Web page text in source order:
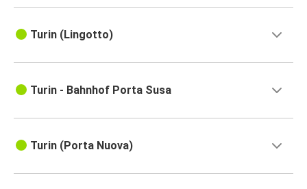
Turin (Lingotto)
Turin - Bahnhof Porta Susa
Turin (Porta Nuova)